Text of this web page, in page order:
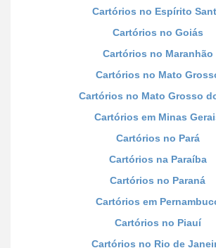
Cartórios no Espírito
Cartórios no Goiás
Cartórios no Maranhão
Cartórios no Mato
Cartórios no Mato Grosso
Cartórios em Minas
Cartórios no Pará
Cartórios na Paraíba
Cartórios no Paraná
Cartórios em
Cartórios no Piauí
Cartórios no Rio de